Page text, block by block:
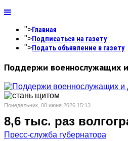
">Главная
">Подписаться на газету
">Подать объявление в газету
Поддержи военнослужащих
Понедельник, 08 июня 2026 15:13
8,6 тыс. раз
Пресс-служба губернатора